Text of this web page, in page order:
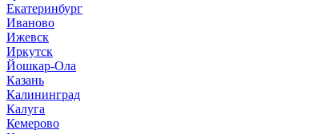
Екатеринбург
Иваново
Ижевск
Иркутск
Йошкар-Ола
Казань
Калининград
Калуга
Кемерово